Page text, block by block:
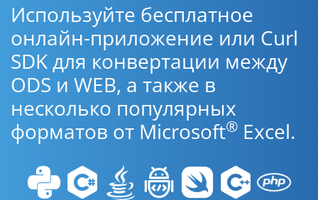
Используйте бесплатное
онлайн-приложение или Curl
SDK для конвертации между
ODS и WEB, а также в
несколько популярных
форматов от Microsoft® Excel.